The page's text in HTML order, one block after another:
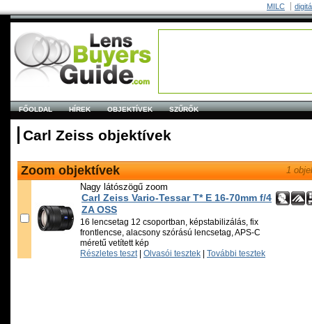
MILC
FŐOLDAL HÍREK OBJEKTÍVEK SZŰRŐK
Carl Zeiss objektívek
1
Zoom objektívek
Nagy látószögű zoom
Carl Zeiss Vario-Tessar T* E 16-70mm f/4
ZA OSS
16 lencsetag 12 csoportban, képstabilizálás, fix
frontlencse, alacsony szórású lencsetag, APS-C
méretű vetített kép
Részletes teszt Olvasói tesztek További tesztek